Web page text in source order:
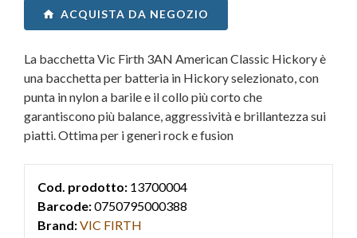
ACQUISTA DA NEGOZIO
La bacchetta Vic Firth 3AN American Classic Hickory è
una bacchetta per batteria in Hickory selezionato, con
punta in nylon a barile e il collo più corto che
garantiscono più balance, aggressività e brillantezza sui
piatti. Ottima per i generi rock e fusion
Cod. prodotto: 13700004
Barcode:0750795000388
Brand:VIC FIRTH